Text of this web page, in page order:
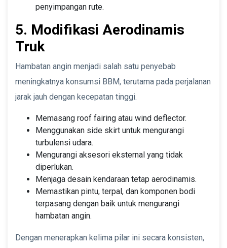
penyimpangan rute.
5. Modifikasi Aerodinamis
Truk
Hambatan angin menjadi salah satu penyebab
meningkatnya konsumsi BBM, terutama pada perjalanan
jarak jauh dengan kecepatan tinggi.
Memasang roof fairing atau wind deflector.
Menggunakan side skirt untuk mengurangi
turbulensi udara.
Mengurangi aksesori eksternal yang tidak
diperlukan.
Menjaga desain kendaraan tetap aerodinamis.
Memastikan pintu, terpal, dan komponen bodi
terpasang dengan baik untuk mengurangi
hambatan angin.
Dengan menerapkan kelima pilar ini secara konsisten,